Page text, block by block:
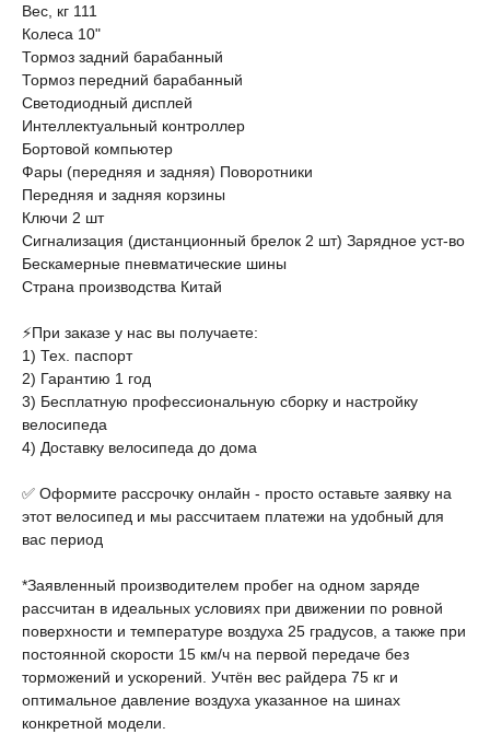
Вес, кг 111
Колеса 10"
Тормоз задний барабанный
Тормоз передний барабанный
Светодиодный дисплей
Интеллектуальный контроллер
Бортовой компьютер
Фары (передняя и задняя) Поворотники
Передняя и задняя корзины
Ключи 2 шт
Сигнализация (дистанционный брелок 2 шт) Зарядное уст-во
Бескамерные пневматические шины
Страна производства Китай
⚡️При заказе у нас вы получаете:
1) Тех. паспорт
2) Гарантию 1 год
3) Бесплатную профессиональную сборку и настройку
велосипеда
4) Доставку велосипеда до дома
✅ Оформите рассрочку онлайн - просто оставьте заявку на
этот велосипед и мы рассчитаем платежи на удобный для
вас период
*Заявленный производителем пробег на одном заряде
рассчитан в идеальных условиях при движении по ровной
поверхности и температуре воздуха 25 градусов, а также при
постоянной скорости 15 км/ч на первой передаче без
торможений и ускорений. Учтён вес райдера 75 кг и
оптимальное давление воздуха указанное на шинах
конкретной модели.